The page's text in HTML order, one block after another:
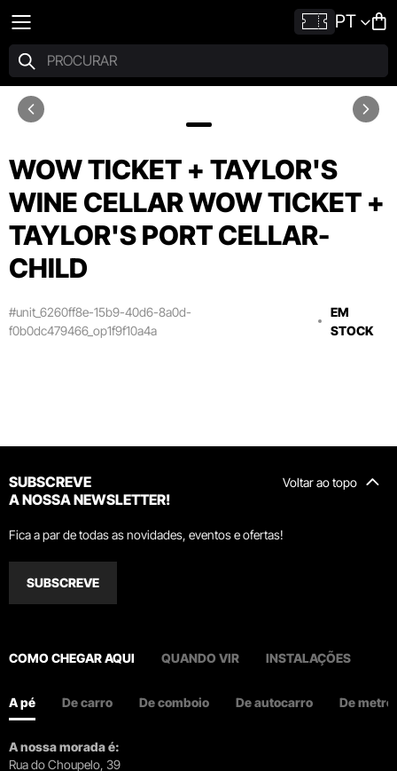
PT
WOW TICKET + TAYLOR'S
WINE CELLAR WOW TICKET +
TAYLOR'S PORT CELLAR-
CHILD
#unit_6260ff8e-15b9-40d6-8a0d-
f0b0dc479466_op1f9f10a4a
EM
STOCK
Voltar ao topo
SUBSCREVE
A NOSSA NEWSLETTER!
Fica a par de todas as novidades, eventos e ofertas!
SUBSCREVE
COMO CHEGAR AQUI QUANDO VIR INSTALAÇÕES
A pé De carro De comboio De autocarro De metro
A nossa morada é:
Rua do Choupelo, 39